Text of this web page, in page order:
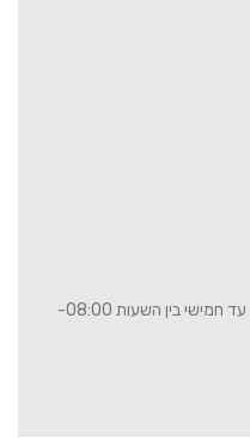
שעות הפעילות של בית המרקחת : בימי ראשון עד חמישי בין השעות 08:00-